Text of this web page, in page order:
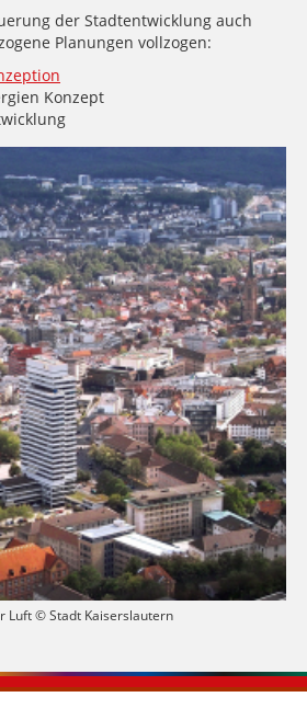
der Stadtentwicklung auch
Planungen vollzogen:
Konzept
Luft © Stadt Kaiserslautern